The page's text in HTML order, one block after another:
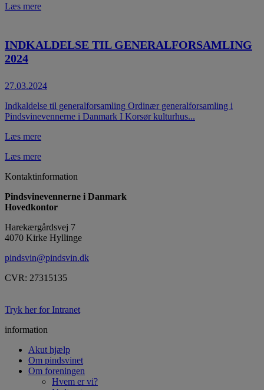
Læs mere
INDKALDELSE TIL GENERALFORSAMLING
2024
27.03.2024
Indkaldelse til generalforsamling Ordinær generalforsamling i
Pindsvinevennerne i Danmark I Korsør kulturhus...
Læs mere
Læs mere
Kontaktinformation
Pindsvinevennerne i Danmark
Hovedkontor
Harekærgårdsvej 7
4070 Kirke Hyllinge
pindsvin@pindsvin.dk
CVR: 27315135
Tryk her for Intranet
information
Akut hjælp
Om pindsvinet
Om foreningen
Hvem er vi?